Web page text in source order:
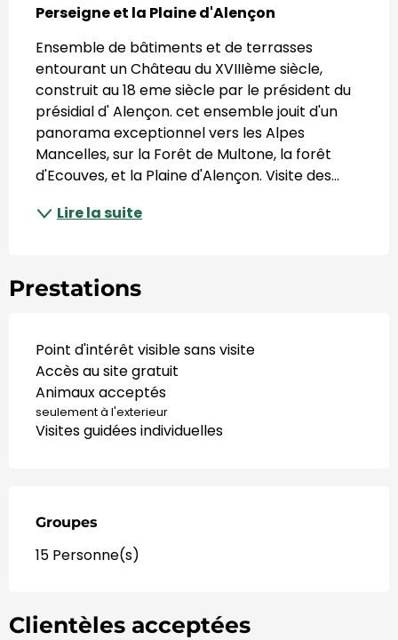
Perseigne et la Plaine d'Alençon
Ensemble de bâtiments et de terrasses
entourant un Château du XVIIIème siècle,
construit au 18 eme siècle par le président du
présidial d' Alençon. cet ensemble jouit d'un
panorama exceptionnel vers les Alpes
Mancelles, sur la Forêt de Multone, la forêt
d'Ecouves, et la Plaine d'Alençon. Visite des...
Lire la suite
Prestations
Point d'intérêt visible sans visite
Accès au site gratuit
Animaux acceptés
seulement à l'exterieur
Visites guidées individuelles
Groupes
Groupes
15 Personne(s)
Clientèles acceptées